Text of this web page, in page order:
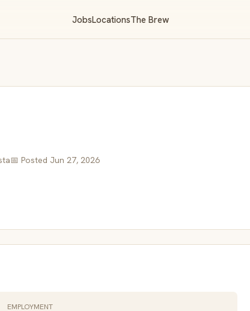
JobsLocationsThe Brew
📅 Posted Jun 27, 2026
EMPLOYMENT